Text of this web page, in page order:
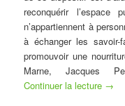
reconquérir
n’appartiennent à
à échanger les
promouvoir une
Marne, Jacques
Continuer la lecture →